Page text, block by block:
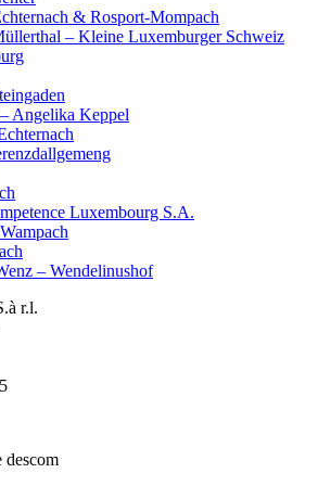
& Rosport-Mompach
– Kleine Luxemburger Schweiz
Angelika Keppel
Luxembourg S.A.
– Wendelinushof
r.l.